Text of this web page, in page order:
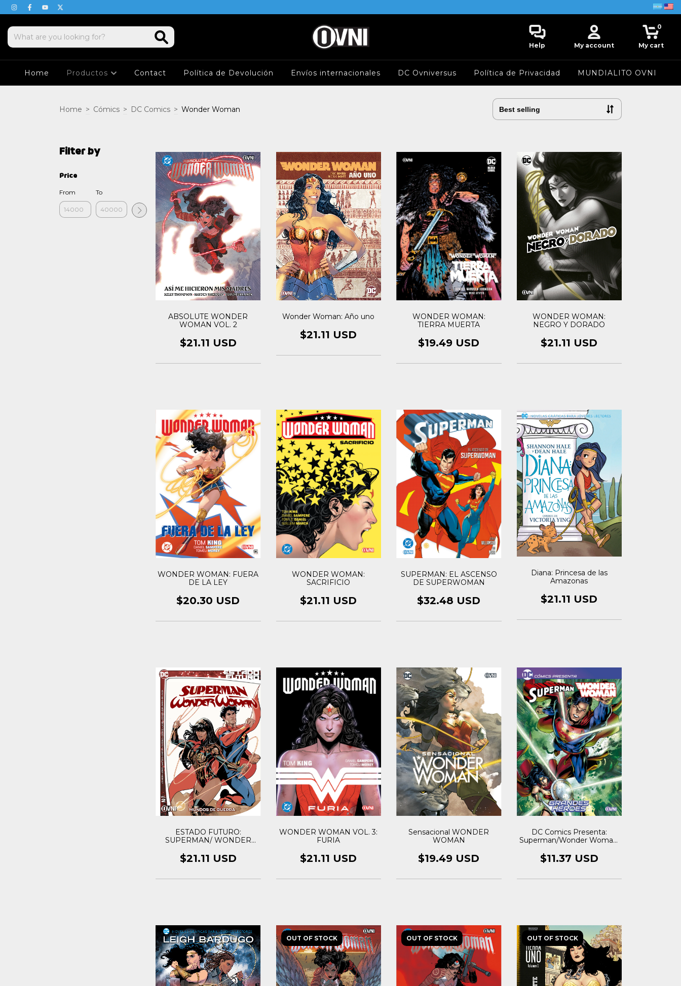
Help My account My cart
0
Home Productos Contact Política de Devolución Envíos internacionales DC Ovniversus Política de Privacidad MUNDIALITO OVNI
Home > Cómics > DC Comics > Wonder Woman
Filter by
Price
From To
ABSOLUTE WONDER
WOMAN VOL. 2
$21.11 USD
Wonder Woman: Año uno
$21.11 USD
WONDER WOMAN:
TIERRA MUERTA
$19.49 USD
WONDER WOMAN:
NEGRO Y DORADO
$21.11 USD
WONDER WOMAN: FUERA
DE LA LEY
$20.30 USD
WONDER WOMAN:
SACRIFICIO
$21.11 USD
SUPERMAN: EL ASCENSO
DE SUPERWOMAN
$32.48 USD
Diana: Princesa de las
Amazonas
$21.11 USD
ESTADO FUTURO:
SUPERMAN/ WONDER
$21.11 USD
WONDER WOMAN VOL. 3:
FURIA
$21.11 USD
Sensacional WONDER
WOMAN
$19.49 USD
DC Comics Presenta:
Superman/Wonder Woman:
$11.37 USD
OUT OF STOCK OUT OF STOCK OUT OF STOCK